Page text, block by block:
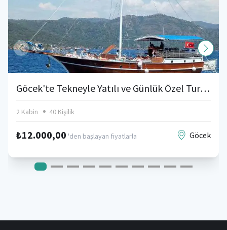
Göcek'te Tekneyle Yatılı ve Günlük Özel Turlar
2 Kabin 40 Kişilik
₺12.000,00 'den başlayan fiyatlarla Göcek